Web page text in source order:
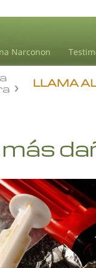
Narconon
LLAMA